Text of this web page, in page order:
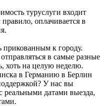
туруслуги входит
оплачивается в
к городу.
в самые разные
хоть на целую неделю.
в Германию в Берлин
У нас вы
реальными датами выезда,